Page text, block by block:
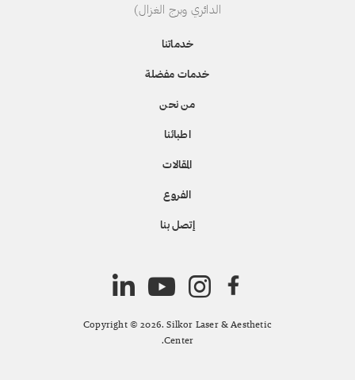
الدائري وبرج الغزال)
خدماتنا
خدمات مفضلة
من نحن
اطبائنا
المقالات
الفروع
إتصل بنا
Copyright © 2026. Silkor Laser & Aesthetic
Center.